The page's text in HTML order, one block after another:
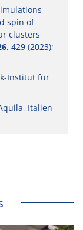
–
spin of
clusters
, 429 (2023);
Institut für
Italien